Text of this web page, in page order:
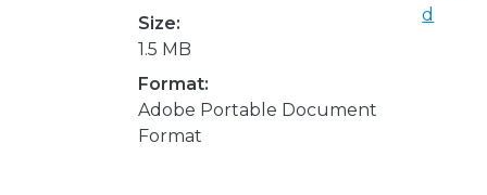
Size:
1.5 MB
Format:
Adobe Portable Document
Format
d